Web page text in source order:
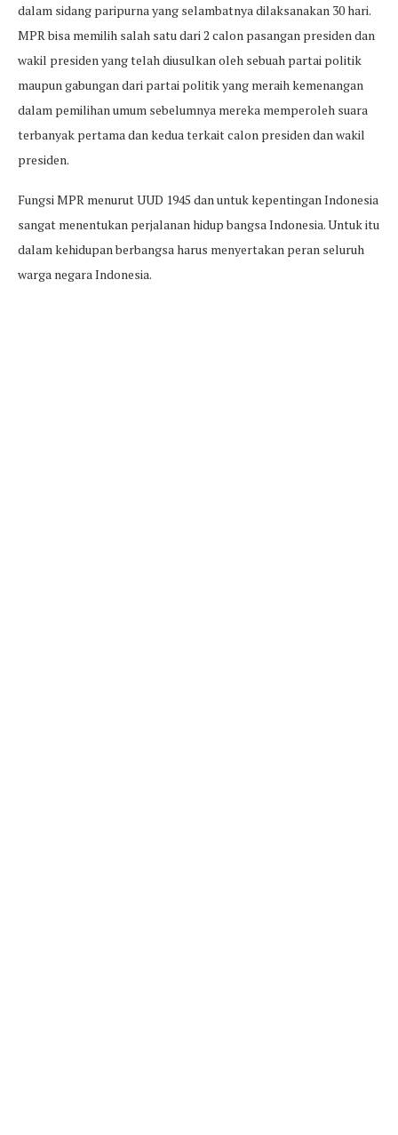
dalam sidang paripurna yang selambatnya dilaksanakan 30 hari.
MPR bisa memilih salah satu dari 2 calon pasangan presiden dan
wakil presiden yang telah diusulkan oleh sebuah partai politik
maupun gabungan dari partai politik yang meraih kemenangan
dalam pemilihan umum sebelumnya mereka memperoleh suara
terbanyak pertama dan kedua terkait calon presiden dan wakil
presiden.
Fungsi MPR menurut UUD 1945 dan untuk kepentingan Indonesia
sangat menentukan perjalanan hidup bangsa Indonesia. Untuk itu
dalam kehidupan berbangsa harus menyertakan peran seluruh
warga negara Indonesia.